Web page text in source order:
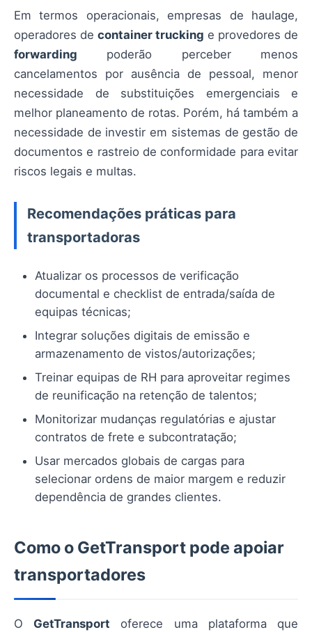
Em termos operacionais, empresas de haulage,
operadores de container trucking e provedores de
forwarding poderão perceber menos
cancelamentos por ausência de pessoal, menor
necessidade de substituições emergenciais e
melhor planeamento de rotas. Porém, há também a
necessidade de investir em sistemas de gestão de
documentos e rastreio de conformidade para evitar
riscos legais e multas.
Recomendações práticas para
transportadoras
Atualizar os processos de verificação
documental e checklist de entrada/saída de
equipas técnicas;
Integrar soluções digitais de emissão e
armazenamento de vistos/autorizações;
Treinar equipas de RH para aproveitar regimes
de reunificação na retenção de talentos;
Monitorizar mudanças regulatórias e ajustar
contratos de frete e subcontratação;
Usar mercados globais de cargas para
selecionar ordens de maior margem e reduzir
dependência de grandes clientes.
Como o GetTransport pode apoiar
transportadores
O GetTransport oferece uma plataforma que